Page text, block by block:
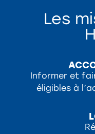
Les
Informer et
éligibles à